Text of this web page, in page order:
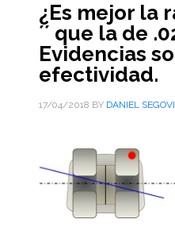
¿Es mejor la
´´ que la de
Evidencias
efectividad.
17/04/2018 BY DANIEL